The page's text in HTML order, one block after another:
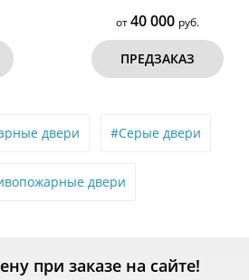
от40 000 руб.
ПРЕДЗАКАЗ
двери #Серые двери
двери
при заказе на сайте!